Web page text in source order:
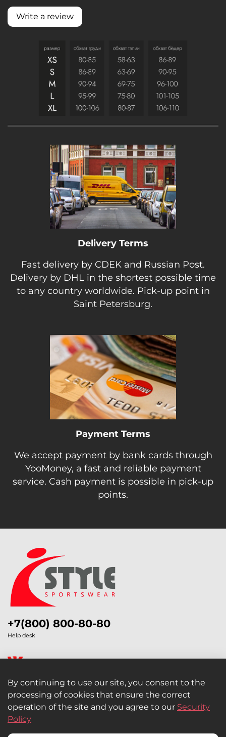
современно, при этом эффектно,
соблазнительно и сексапильно. Годе можно
надевать на Боди, комбинировать с топом или
Write a review
Delivery Terms
Fast delivery by CDEK and Russian Post.
Delivery by DHL in the shortest possible time
to any country worldwide. Pick-up point in
Saint Petersburg.
Payment Terms
We accept payment by bank cards through
YooMoney, a fast and reliable payment
service. Cash payment is possible in pick-up
points.
Legal Information
Retail and Wholesale
+7(800) 800-80-80
Help desk
By continuing to use our site, you consent to the
processing of cookies that ensure the correct
operation of the site and you agree to our Security
Policy